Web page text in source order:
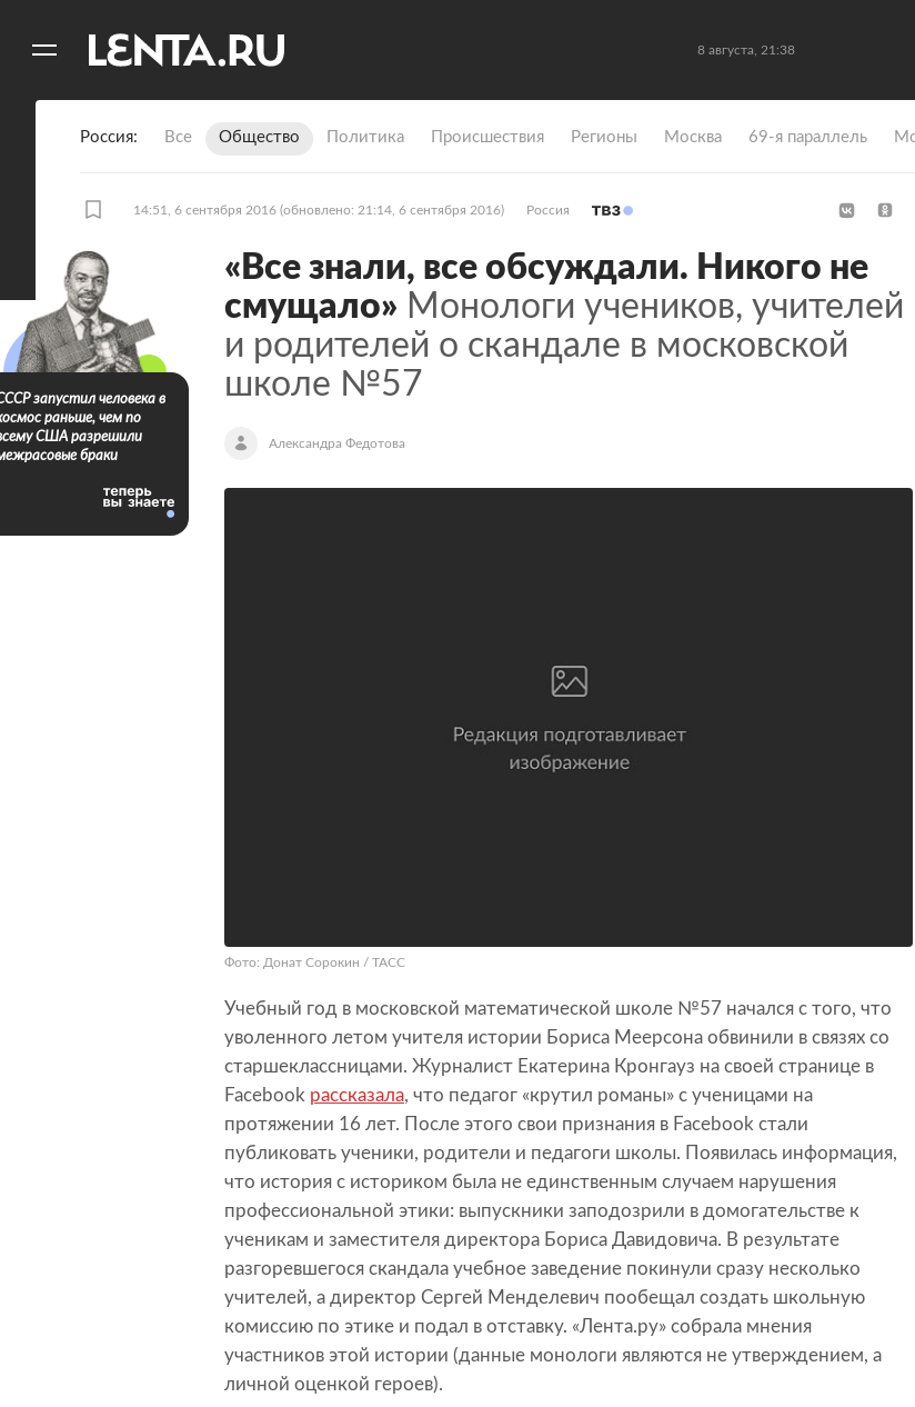
8 августа, 21:38
Россия Все Общество Политика Происшествия Регионы Москва 69-я параллель
14:51, 6 сентября 2016 (обновлено: 21:14, 6 сентября 2016) Россия
«Все знали, все обсуждали. Никого не
смущало» Монологи учеников, учителей
и родителей о скандале в московской
школе №57
Александра Федотова
Фото: Донат Сорокин / ТАСС
Учебный год в московской математической школе №57 начался с того, что
уволенного летом учителя истории Бориса Меерсона обвинили в связях со
старшеклассницами. Журналист Екатерина Кронгауз на своей странице в
Facebook рассказала, что педагог «крутил романы» с ученицами на
протяжении 16 лет. После этого свои признания в Facebook стали
публиковать ученики, родители и педагоги школы. Появилась информация,
что история с историком была не единственным случаем нарушения
профессиональной этики: выпускники заподозрили в домогательстве к
ученикам и заместителя директора Бориса Давидовича. В результате
разгоревшегося скандала учебное заведение покинули сразу несколько
учителей, а директор Сергей Менделевич пообещал создать школьную
комиссию по этике и подал в отставку. «Лента.ру» собрала мнения
участников этой истории (данные монологи являются не утверждением, а
личной оценкой героев).
запустил человека в
раньше, чем по
США разрешили
браки